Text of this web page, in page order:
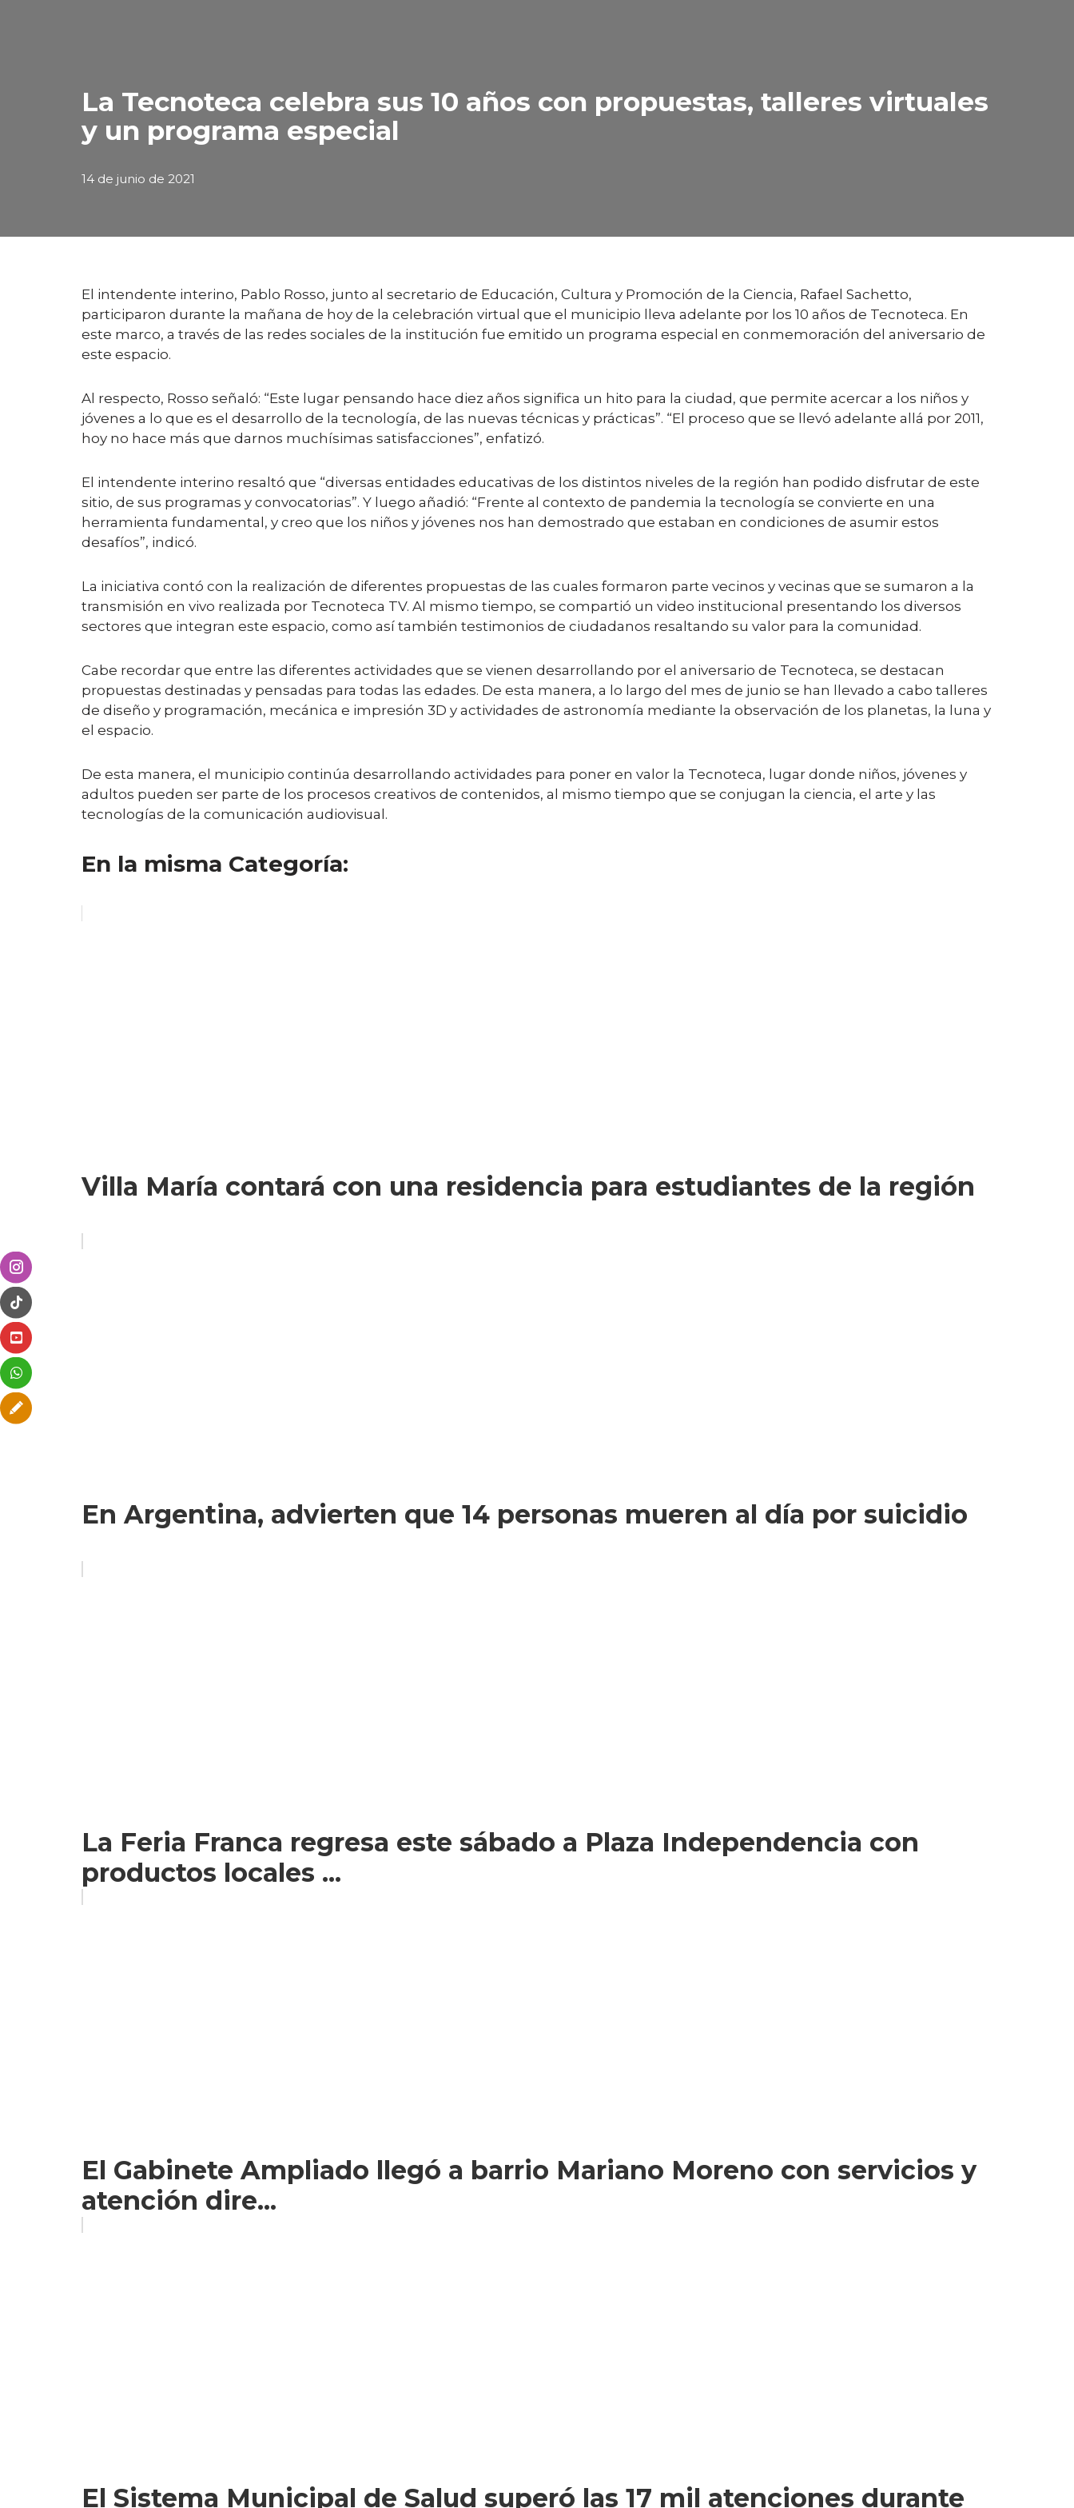
La Tecnoteca celebra sus 10 años con propuestas, talleres virtuales
y un programa especial
14 de junio de 2021
El intendente interino, Pablo Rosso, junto al secretario de Educación, Cultura y Promoción de la Ciencia, Rafael Sachetto,
participaron durante la mañana de hoy de la celebración virtual que el municipio lleva adelante por los 10 años de Tecnoteca. En
este marco, a través de las redes sociales de la institución fue emitido un programa especial en conmemoración del aniversario de
este espacio.
Al respecto, Rosso señaló: “Este lugar pensando hace diez años significa un hito para la ciudad, que permite acercar a los niños y
jóvenes a lo que es el desarrollo de la tecnología, de las nuevas técnicas y prácticas”. “El proceso que se llevó adelante allá por 2011,
hoy no hace más que darnos muchísimas satisfacciones”, enfatizó.
El intendente interino resaltó que “diversas entidades educativas de los distintos niveles de la región han podido disfrutar de este
sitio, de sus programas y convocatorias”. Y luego añadió: “Frente al contexto de pandemia la tecnología se convierte en una
herramienta fundamental, y creo que los niños y jóvenes nos han demostrado que estaban en condiciones de asumir estos
desafíos”, indicó.
La iniciativa contó con la realización de diferentes propuestas de las cuales formaron parte vecinos y vecinas que se sumaron a la
transmisión en vivo realizada por Tecnoteca TV. Al mismo tiempo, se compartió un video institucional presentando los diversos
sectores que integran este espacio, como así también testimonios de ciudadanos resaltando su valor para la comunidad.
Cabe recordar que entre las diferentes actividades que se vienen desarrollando por el aniversario de Tecnoteca, se destacan
propuestas destinadas y pensadas para todas las edades. De esta manera, a lo largo del mes de junio se han llevado a cabo talleres
de diseño y programación, mecánica e impresión 3D y actividades de astronomía mediante la observación de los planetas, la luna y
el espacio.
De esta manera, el municipio continúa desarrollando actividades para poner en valor la Tecnoteca, lugar donde niños, jóvenes y
adultos pueden ser parte de los procesos creativos de contenidos, al mismo tiempo que se conjugan la ciencia, el arte y las
tecnologías de la comunicación audiovisual.
En la misma Categoría:
Villa María contará con una residencia para estudiantes de la región
En Argentina, advierten que 14 personas mueren al día por suicidio
La Feria Franca regresa este sábado a Plaza Independencia con
productos locales ...
El Gabinete Ampliado llegó a barrio Mariano Moreno con servicios y
atención dire...
El Sistema Municipal de Salud superó las 17 mil atenciones durante